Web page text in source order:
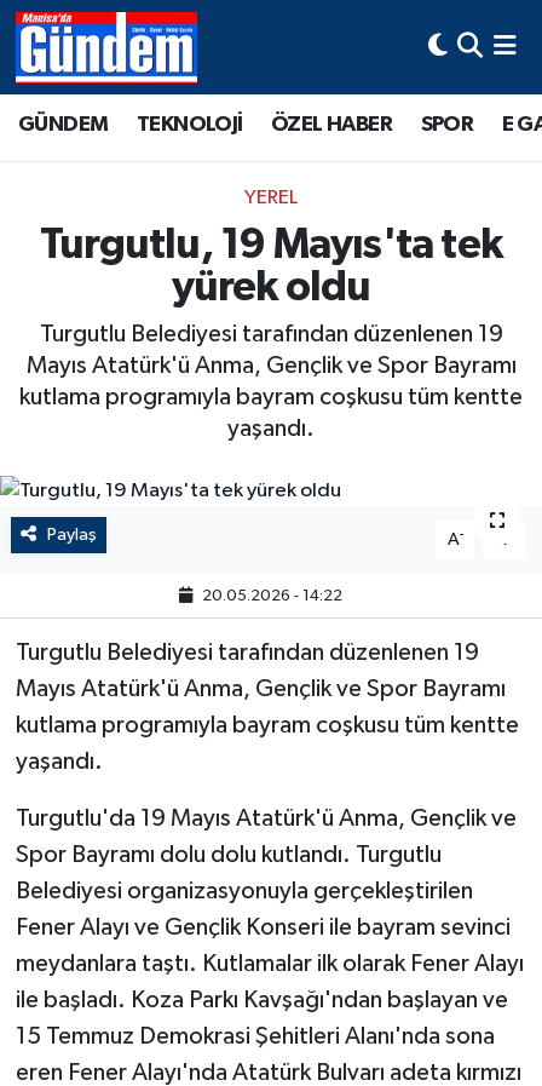
GÜNDEM TEKNOLOJİ ÖZEL HABER SPOR E
YEREL
Turgutlu, 19 Mayıs'ta tek
yürek oldu
Turgutlu Belediyesi tarafından düzenlenen 19
Mayıs Atatürk'ü Anma, Gençlik ve Spor Bayramı
kutlama programıyla bayram coşkusu tüm kentte
yaşandı.
Paylaş A- A
20.05.2026 - 14:22
Turgutlu Belediyesi tarafından düzenlenen 19
Mayıs Atatürk'ü Anma, Gençlik ve Spor Bayramı
kutlama programıyla bayram coşkusu tüm kentte
yaşandı.
Turgutlu'da 19 Mayıs Atatürk'ü Anma, Gençlik ve
Spor Bayramı dolu dolu kutlandı. Turgutlu
Belediyesi organizasyonuyla gerçekleştirilen
Fener Alayı ve Gençlik Konseri ile bayram sevinci
meydanlara taştı. Kutlamalar ilk olarak Fener Alayı
ile başladı. Koza Parkı Kavşağı'ndan başlayan ve
15 Temmuz Demokrasi Şehitleri Alanı'nda sona
eren Fener Alayı'nda Atatürk Bulvarı adeta kırmızı
Manisa Hava Durumu
Tüm Manşetler
Son Dakika Haberleri
Haber Arşivi